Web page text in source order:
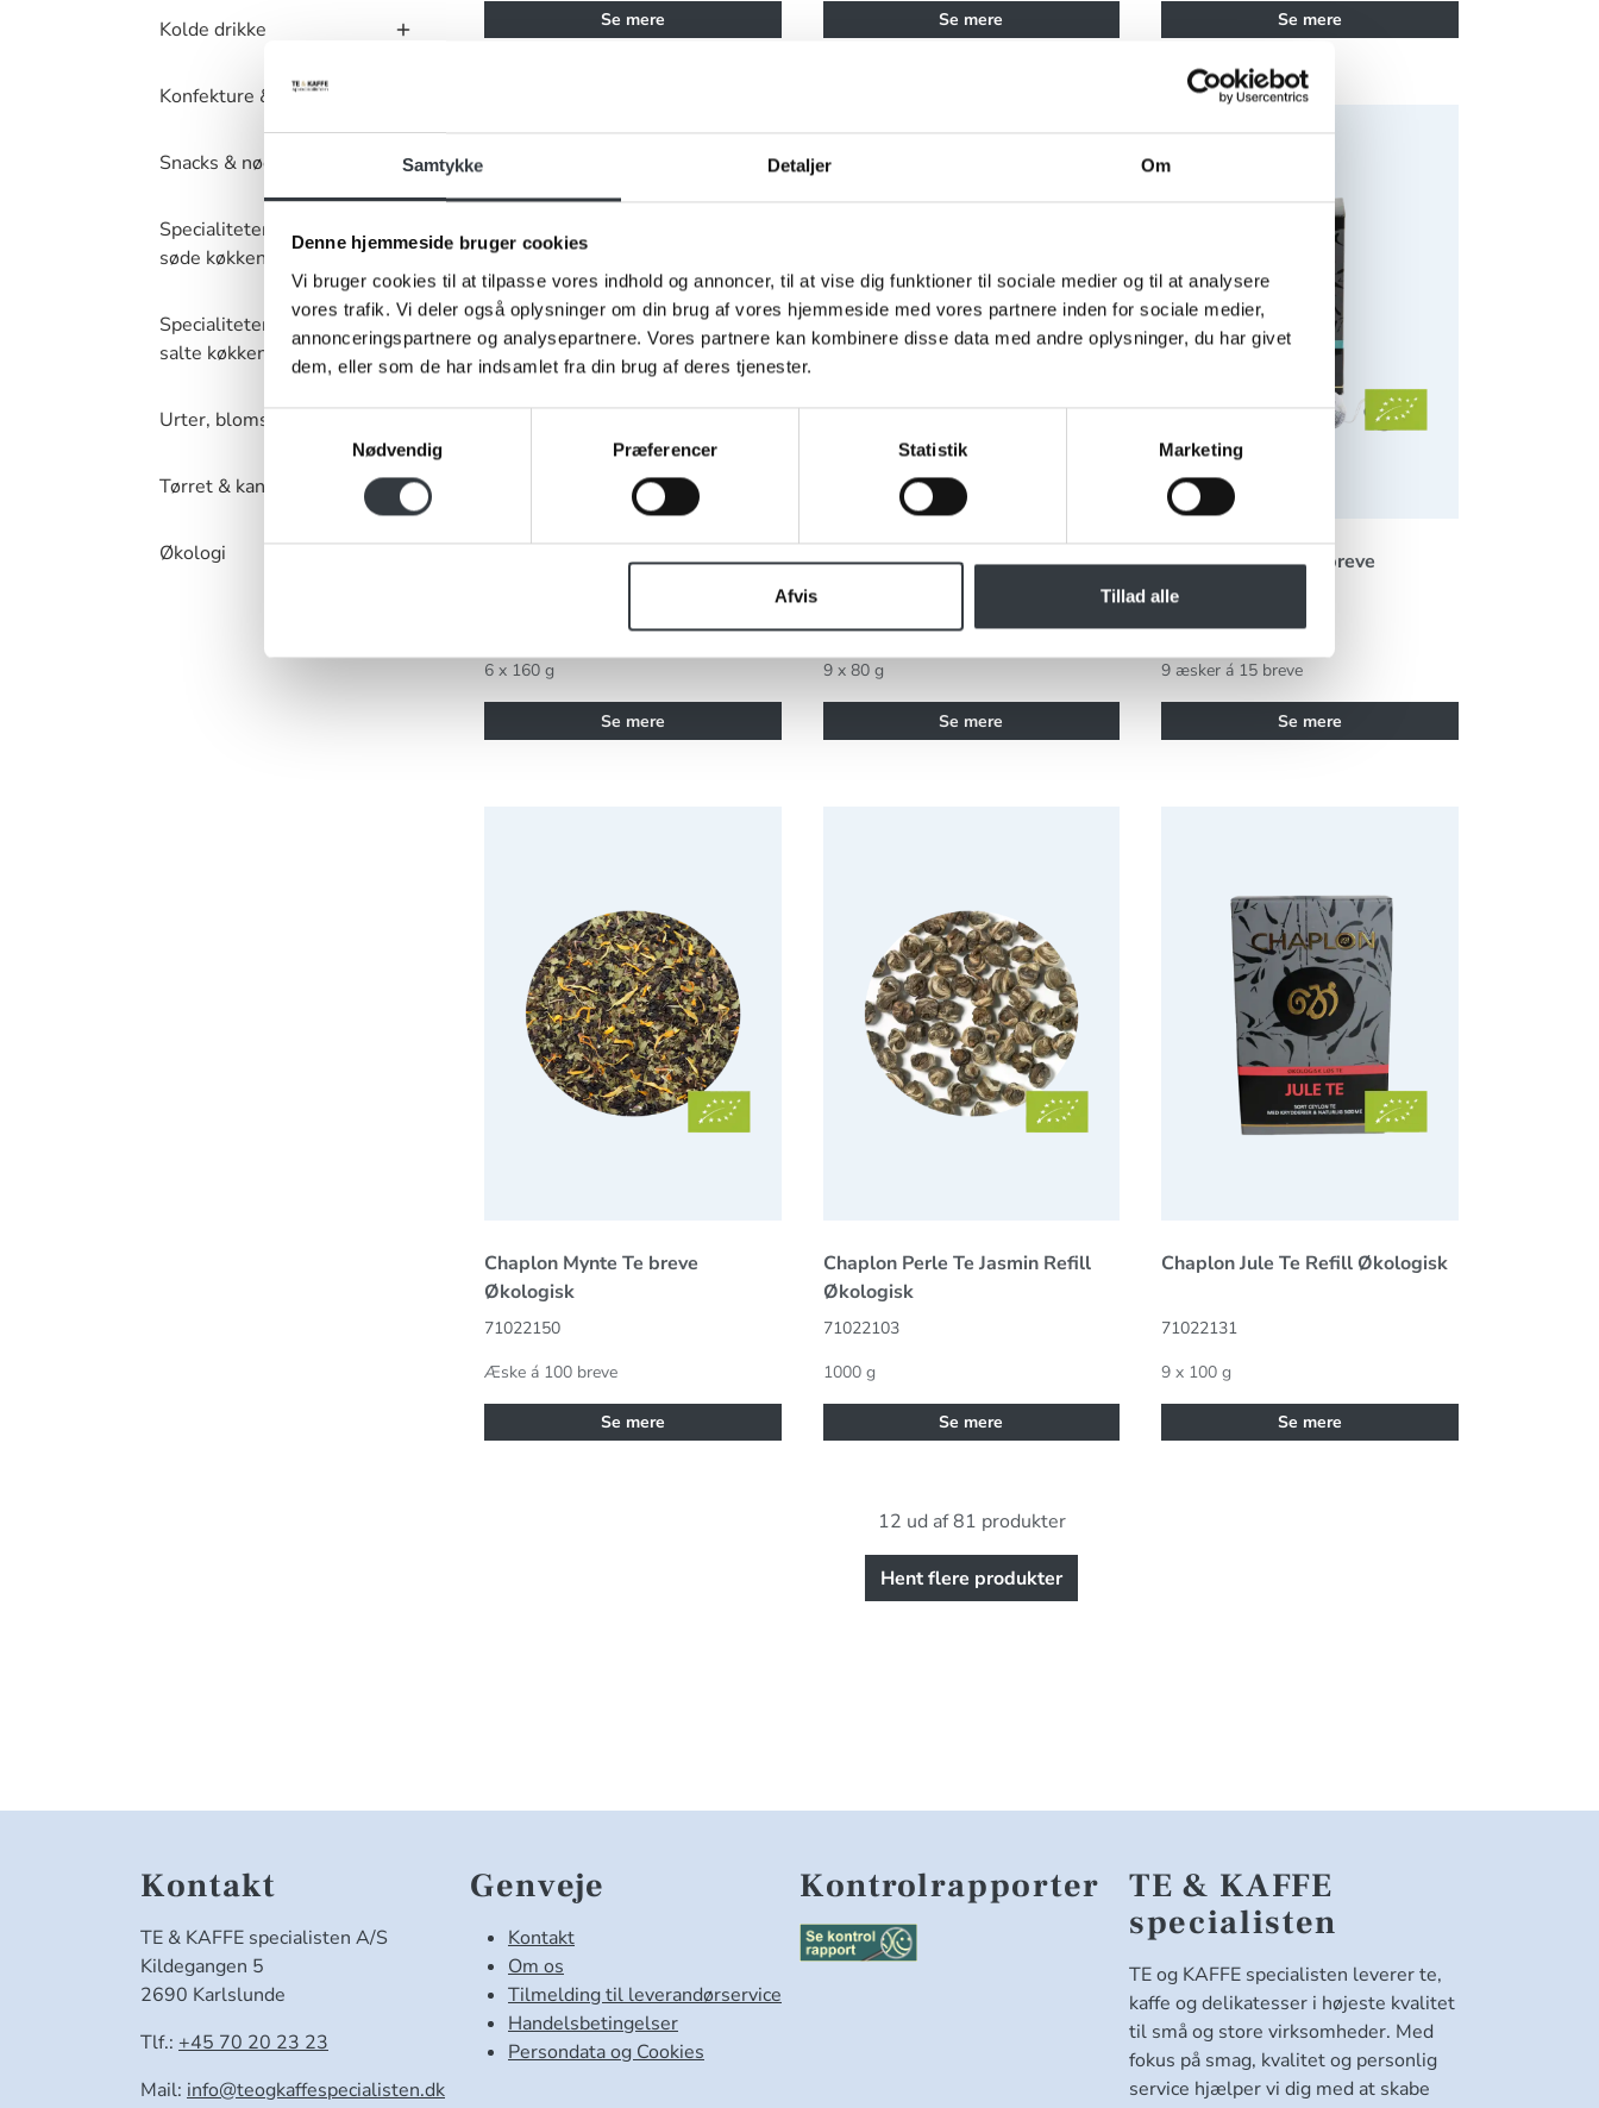
Samtykke Detaljer Om
Denne hjemmeside bruger cookies
Vi bruger cookies til at tilpasse vores indhold og annoncer, til at vise dig funktioner til sociale medier og til at analysere
vores trafik. Vi deler også oplysninger om din brug af vores hjemmeside med vores partnere inden for sociale medier,
annonceringspartnere og analysepartnere. Vores partnere kan kombinere disse data med andre oplysninger, du har givet
dem, eller som de har indsamlet fra din brug af deres tjenester.
Samtykkevalg
Nødvendig
Præferencer Statistik Marketing
Afvis Tillad alle
Kolde drikke
Konfekture & kager
Snacks & nødder
Specialiteter – det
søde køkken
Specialiteter – det
salte køkken
Urter, blomster & krydderier
Tørret & kandiseret frugt
Økologi
Se mere Se mere Se mere
Chaplon Jule te 160g
6 x 160 g
Se mere
Chaplon Perle Te Jasmin Dåse
71022100
9 x 80 g
Se mere
Chaplon Mynte Te breve
Økologisk
71022149
9 æsker á 15 breve
Se mere
Chaplon Mynte Te breve
Økologisk
71022150
Æske á 100 breve
Se mere
Chaplon Perle Te Jasmin Refill
Økologisk
71022103
1000 g
Se mere
Chaplon Jule Te Refill Økologisk
71022131
9 x 100 g
Se mere
12 ud af 81 produkter
Hent flere produkter
Kontakt
TE & KAFFE specialisten A/S
Kildegangen 5
2690 Karlslunde
Tlf.: +45 70 20 23 23
Mail: info@teogkaffespecialisten.dk
Genveje
Kontakt
Om os
Tilmelding til leverandørservice
Handelsbetingelser
Persondata og Cookies
Kontrolrapporter
TE & KAFFE
specialisten
TE og KAFFE specialisten leverer te,
kaffe og delikatesser i højeste kvalitet
til små og store virksomheder. Med
fokus på smag, kvalitet og personlig
service hjælper vi dig med at skabe